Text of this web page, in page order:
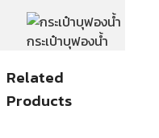
กระเป๋าบุฟองน้ำ
Related
Products